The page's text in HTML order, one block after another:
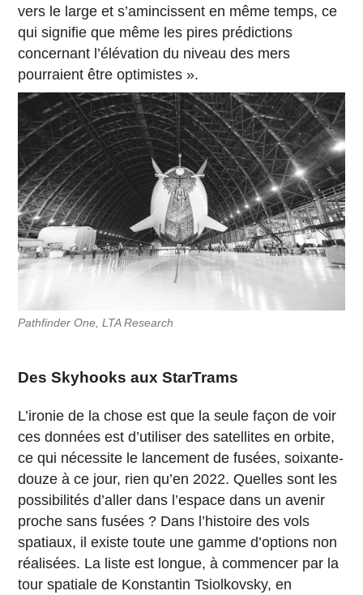
vers le large et s’amincissent en même temps, ce
qui signifie que même les pires prédictions
concernant l’élévation du niveau des mers
pourraient être optimistes ».
Pathfinder One, LTA Research
Des Skyhooks aux StarTrams
L’ironie de la chose est que la seule façon de voir
ces données est d’utiliser des satellites en orbite,
ce qui nécessite le lancement de fusées, soixante-
douze à ce jour, rien qu’en 2022. Quelles sont les
possibilités d’aller dans l’espace dans un avenir
proche sans fusées ? Dans l’histoire des vols
spatiaux, il existe toute une gamme d’options non
réalisées. La liste est longue, à commencer par la
tour spatiale de Konstantin Tsiolkovsky, en